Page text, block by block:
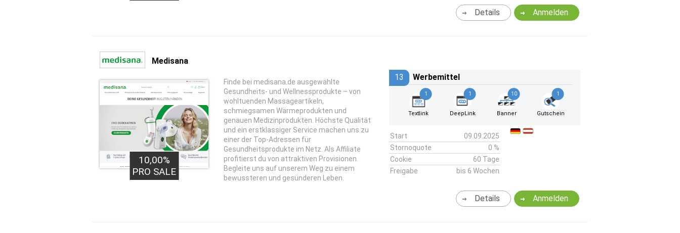
Anmelden
Details
Medisana
10,00%
PRO SALE
Finde bei medisana.de ausgewählte
Gesundheits- und Wellnessprodukte – von
wohltuenden Massageartikeln,
schmiegsamen Wärmeprodukten und
genauen Medizinprodukten. Höchste Qualität
und ein erstklassiger Service machen uns zu
einer der Top-Adressen für
Gesundheitsprodukte im Netz. Als Affiliate
profitierst du von attraktiven Provisionen.
Begleite uns auf unserem Weg zu einem
bewussteren und gesünderen Leben.
13 Werbemittel
1
Textlink
1
DeepLink
10
Banner
1
Gutschein
Start
09.09.2025
Stornoquote
0 %
Cookie
60 Tage
Freigabe
bis 6 Wochen
Anmelden
Details